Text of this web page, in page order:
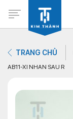
TRANG CHỦ
AB11-XI NHAN SAU R